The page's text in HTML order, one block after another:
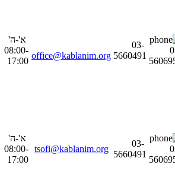
03-
5660491
office@kablanim.org
א'-ה'
08:00-
17:00
03-
5660491
tsofi@kablanim.org
א'-ה'
08:00-
17:00